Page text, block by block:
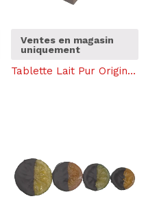
Ventes en magasin
uniquement
Tablette Lait Pur Origine (100g)